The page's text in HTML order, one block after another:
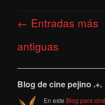
de
← Entradas más
antiguas
Blog de cine pejino .+.
En este Blog para